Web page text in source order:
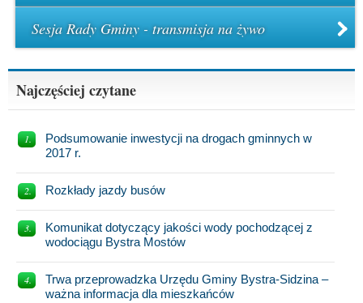
Sesja Rady Gminy - transmisja na żywo
Najczęściej czytane
Podsumowanie inwestycji na drogach gminnych w
2017 r.
Rozkłady jazdy busów
Komunikat dotyczący jakości wody pochodzącej z
wodociągu Bystra Mostów
Trwa przeprowadzka Urzędu Gminy Bystra-Sidzina –
ważna informacja dla mieszkańców